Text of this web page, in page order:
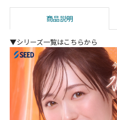
商品説明
▼シリーズ一覧はこちらから